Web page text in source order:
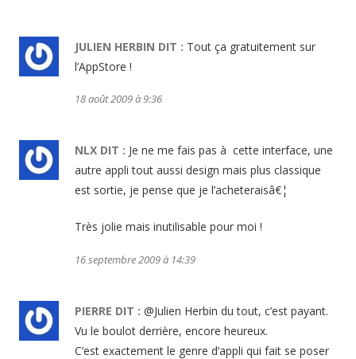
JULIEN HERBIN DIT : Tout ça gratuitement sur
l’AppStore !
18 août 2009 à 9:36
NLX DIT : Je ne me fais pas à cette interface, une
autre appli tout aussi design mais plus classique
est sortie, je pense que je l’acheteraisâ€¦
Très jolie mais inutilisable pour moi !
16 septembre 2009 à 14:39
PIERRE DIT : @Julien Herbin du tout, c’est payant.
Vu le boulot derrière, encore heureux.
C’est exactement le genre d’appli qui fait se poser